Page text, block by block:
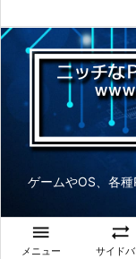
ゲームやOS、各

メニュー

サイド